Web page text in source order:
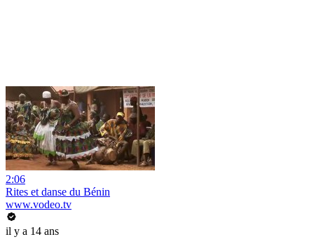
2:06
Rites et danse du Bénin
www.vodeo.tv
il y a 14 ans